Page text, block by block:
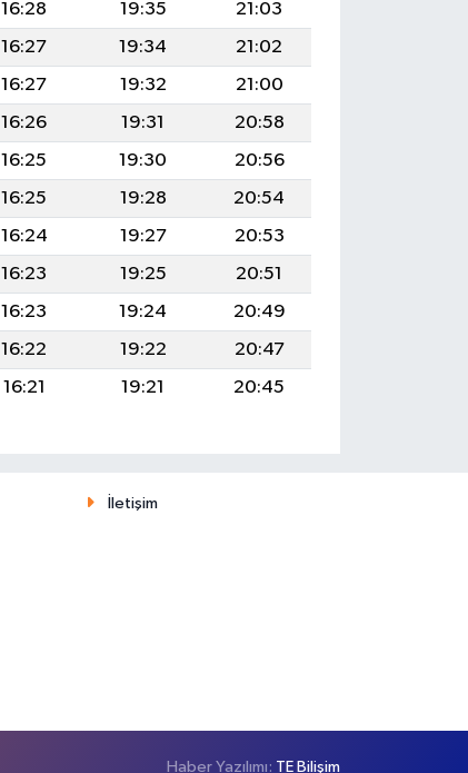
16:28 19:35
21:03
16:27 19:34
21:02
16:27 19:32
21:00
16:26 19:31
20:58
16:25 19:30
20:56
16:25 19:28
20:54
16:24 19:27
20:53
16:23 19:25
20:51
16:23 19:24
20:49
16:22 19:22
20:47
16:21 19:21 20:45
İletişim
Haber Yazılımı: TE Bilişim